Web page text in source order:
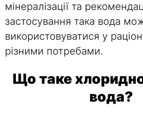
мінералізації та
застосування така вода
використовуватися у
різними потребами.
Що таке
вода?